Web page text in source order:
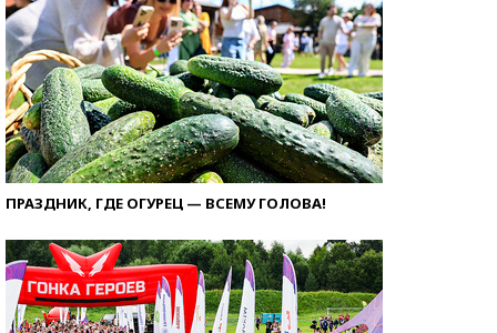
ПРАЗДНИК, ГДЕ ОГУРЕЦ — ВСЕМУ ГОЛОВА!